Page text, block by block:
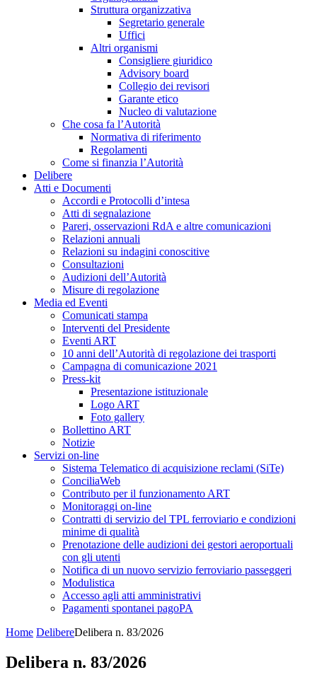
Struttura organizzativa
Segretario generale
Uffici
Altri organismi
Consigliere giuridico
Advisory board
Collegio dei revisori
Garante etico
Nucleo di valutazione
Che cosa fa l’Autorità
Normativa di riferimento
Regolamenti
Come si finanzia l’Autorità
Delibere
Atti e Documenti
Accordi e Protocolli d’intesa
Atti di segnalazione
Pareri, osservazioni RdA e altre comunicazioni
Relazioni annuali
Relazioni su indagini conoscitive
Consultazioni
Audizioni dell’Autorità
Misure di regolazione
Media ed Eventi
Comunicati stampa
Interventi del Presidente
Eventi ART
10 anni dell’Autorità di regolazione dei trasporti
Campagna di comunicazione 2021
Press-kit
Presentazione istituzionale
Logo ART
Foto gallery
Bollettino ART
Notizie
Servizi on-line
Sistema Telematico di acquisizione reclami (SiTe)
ConciliaWeb
Contributo per il funzionamento ART
Monitoraggi on-line
Contratti di servizio del TPL ferroviario e condizioni
minime di qualità
Prenotazione delle audizioni dei gestori aeroportuali
con gli utenti
Notifica di un nuovo servizio ferroviario passeggeri
Modulistica
Accesso agli atti amministrativi
Pagamenti spontanei pagoPA
Home DelibereDelibera n. 83/2026
Delibera n. 83/2026